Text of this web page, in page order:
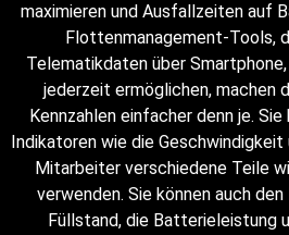
maximieren und Ausfallzeiten auf
Flottenmanagement-Tools,
Telematikdaten über
jederzeit ermöglichen, machen
Kennzahlen einfacher denn je.
Indikatoren wie die
Mitarbeiter verschiedene Teile
verwenden. Sie können auch
Füllstand, die Batterieleistung